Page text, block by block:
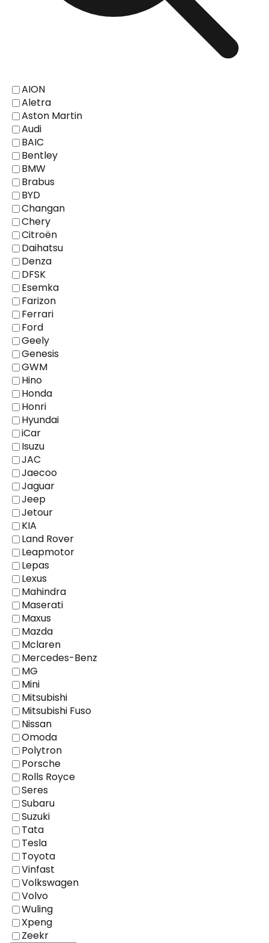
AION
Aletra
Aston Martin
Audi
BAIC
Bentley
BMW
Brabus
BYD
Changan
Chery
Citroën
Daihatsu
Denza
DFSK
Esemka
Farizon
Ferrari
Ford
Geely
Genesis
GWM
Hino
Honda
Honri
Hyundai
iCar
Isuzu
JAC
Jaecoo
Jaguar
Jeep
Jetour
KIA
Land Rover
Leapmotor
Lepas
Lexus
Mahindra
Maserati
Maxus
Mazda
Mclaren
Mercedes-Benz
MG
Mini
Mitsubishi
Mitsubishi Fuso
Nissan
Omoda
Polytron
Porsche
Rolls Royce
Seres
Subaru
Suzuki
Tata
Tesla
Toyota
Vinfast
Volkswagen
Volvo
Wuling
Xpeng
Zeekr